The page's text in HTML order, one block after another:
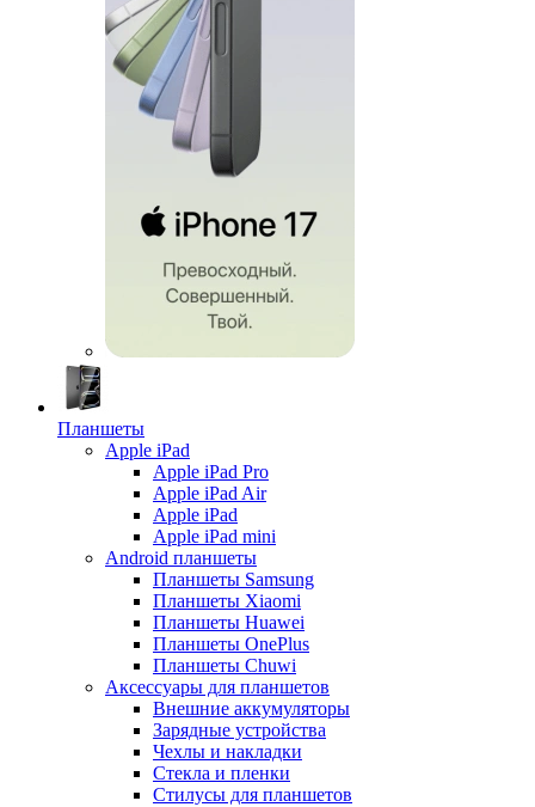
Планшеты
Apple iPad
Apple iPad Pro
Apple iPad Air
Apple iPad
Apple iPad mini
Android планшеты
Планшеты Samsung
Планшеты Xiaomi
Планшеты Huawei
Планшеты OnePlus
Планшеты Chuwi
Аксессуары для планшетов
Внешние аккумуляторы
Зарядные устройства
Чехлы и накладки
Стекла и пленки
Стилусы для планшетов